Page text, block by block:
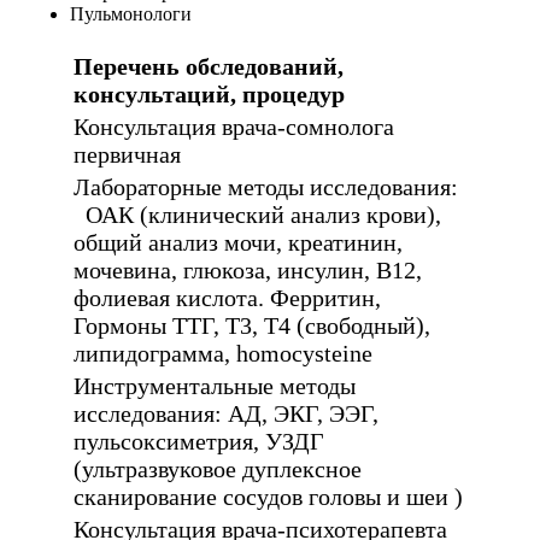
Пульмонологи
Перечень обследований,
консультаций, процедур
Консультация врача-сомнолога
первичная
Лабораторные методы исследования:
ОАК (клинический анализ крови),
общий анализ мочи, креатинин,
мочевина, глюкоза, инсулин, В12,
фолиевая кислота. Ферритин,
Гормоны ТТГ, Т3, Т4 (свободный),
липидограмма, homocysteine
Инструментальные методы
исследования: АД, ЭКГ, ЭЭГ,
пульсоксиметрия, УЗДГ
(ультразвуковое дуплексное
сканирование сосудов головы и шеи )
Консультация врача-психотерапевта